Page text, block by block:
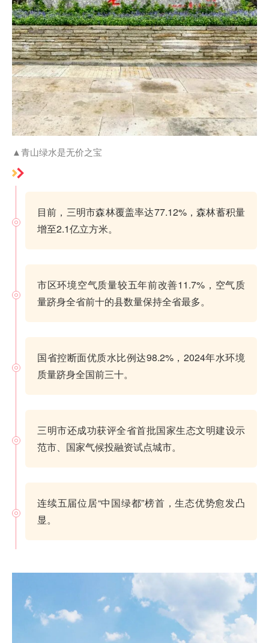
▲青山绿水是无价之宝
目前，三明市森林覆盖率达77.12%，森林蓄积量
增至2.1亿立方米。
市区环境空气质量较五年前改善11.7%，空气质
量跻身全省前十的县数量保持全省最多。
国省控断面优质水比例达98.2%，2024年水环境
质量跻身全国前三十。
三明市还成功获评全省首批国家生态文明建设示
范市、国家气候投融资试点城市。
连续五届位居“中国绿都”榜首，生态优势愈发凸
显。